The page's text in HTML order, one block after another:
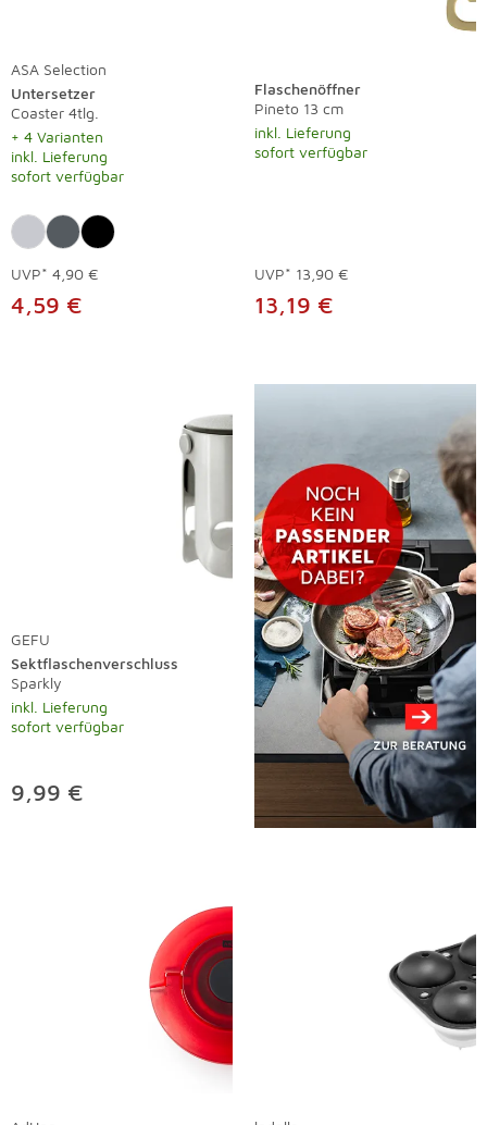
ASA Selection
Untersetzer
Coaster 4tlg.
+ 4 Varianten
inkl. Lieferung
sofort verfügbar
UVP* 4,90 €
4,59 €
Flaschenöffner
Pineto 13 cm
inkl. Lieferung
sofort verfügbar
UVP* 13,90 €
13,19 €
GEFU
Sektflaschenverschluss
Sparkly
inkl. Lieferung
sofort verfügbar
9,99 €